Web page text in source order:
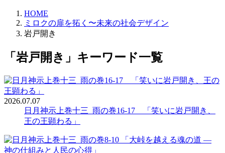
HOME
ミロクの扉を拓く〜未来の社会デザイン
岩戸開き
「岩戸開き」キーワード一覧
2026.07.07
日月神示上巻十三_雨の巻16-17 「笑いに岩戸開き、
王の王顕わる」